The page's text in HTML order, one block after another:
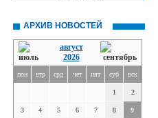
АРХИВ НОВОСТЕЙ
август
2026
пон втр срд чет пят суб вск
1 2
3 4 5 6 7 8 9